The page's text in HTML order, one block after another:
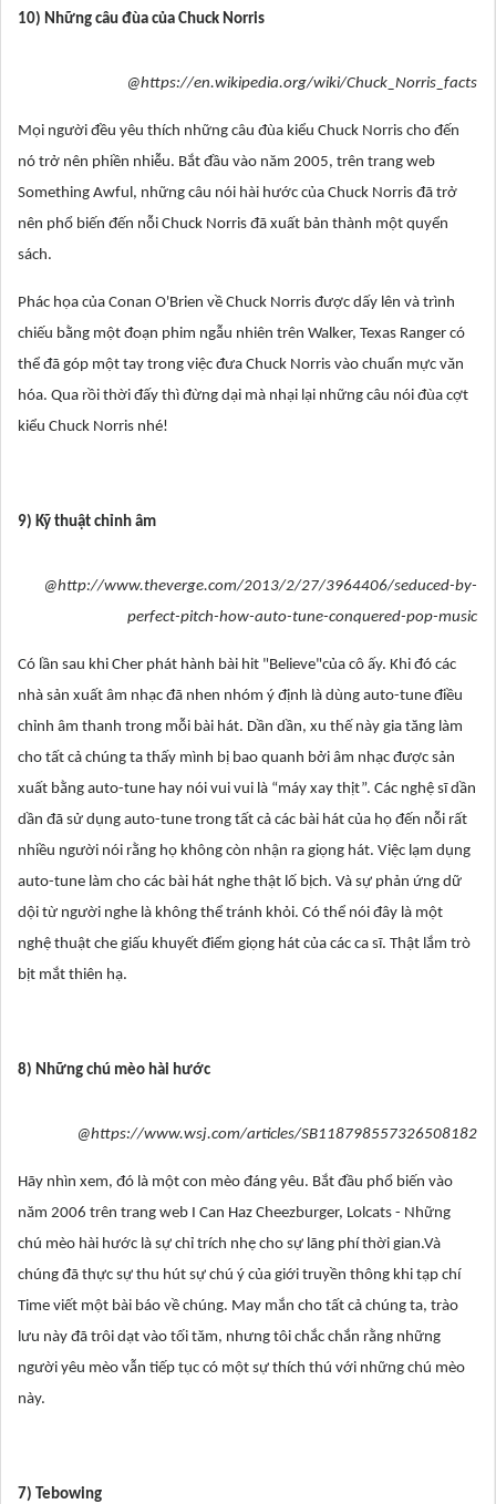
10) Những câu đùa của Chuck Norris
@https://en.wikipedia.org/wiki/Chuck_Norris_facts
Mọi người đều yêu thích những câu đùa kiểu Chuck Norris cho đến
nó trở nên phiền nhiễu. Bắt đầu vào năm 2005, trên trang web
Something Awful, những câu nói hài hước của Chuck Norris đã trở
nên phổ biến đến nỗi Chuck Norris đã xuất bản thành một quyển
sách.
Phác họa của Conan O'Brien về Chuck Norris được dấy lên và trình
chiếu bằng một đoạn phim ngẫu nhiên trên Walker, Texas Ranger có
thể đã góp một tay trong việc đưa Chuck Norris vào chuẩn mực văn
hóa. Qua rồi thời đấy thì đừng dại mà nhại lại những câu nói đùa cợt
kiểu Chuck Norris nhé!
9) Kỹ thuật chỉnh âm
@http://www.theverge.com/2013/2/27/3964406/seduced-by-
perfect-pitch-how-auto-tune-conquered-pop-music
Có lần sau khi Cher phát hành bài hit "Believe"của cô ấy. Khi đó các
nhà sản xuất âm nhạc đã nhen nhóm ý định là dùng auto-tune điều
chỉnh âm thanh trong mỗi bài hát. Dần dần, xu thế này gia tăng làm
cho tất cả chúng ta thấy mình bị bao quanh bởi âm nhạc được sản
xuất bằng auto-tune hay nói vui vui là “máy xay thịt”. Các nghệ sĩ dần
dần đã sử dụng auto-tune trong tất cả các bài hát của họ đến nỗi rất
nhiều người nói rằng họ không còn nhận ra giọng hát. Việc lạm dụng
auto-tune làm cho các bài hát nghe thật lố bịch. Và sự phản ứng dữ
dội từ người nghe là không thể tránh khỏi. Có thể nói đây là một
nghệ thuật che giấu khuyết điểm giọng hát của các ca sĩ. Thật lắm trò
bịt mắt thiên hạ.
8) Những chú mèo hài hước
@https://www.wsj.com/articles/SB118798557326508182
Hãy nhìn xem, đó là một con mèo đáng yêu. Bắt đầu phổ biến vào
năm 2006 trên trang web I Can Haz Cheezburger, Lolcats - Những
chú mèo hài hước là sự chỉ trích nhẹ cho sự lãng phí thời gian.Và
chúng đã thực sự thu hút sự chú ý của giới truyền thông khi tạp chí
Time viết một bài báo về chúng. May mắn cho tất cả chúng ta, trào
lưu này đã trôi dạt vào tối tăm, nhưng tôi chắc chắn rằng những
người yêu mèo vẫn tiếp tục có một sự thích thú với những chú mèo
này.
7) Tebowing